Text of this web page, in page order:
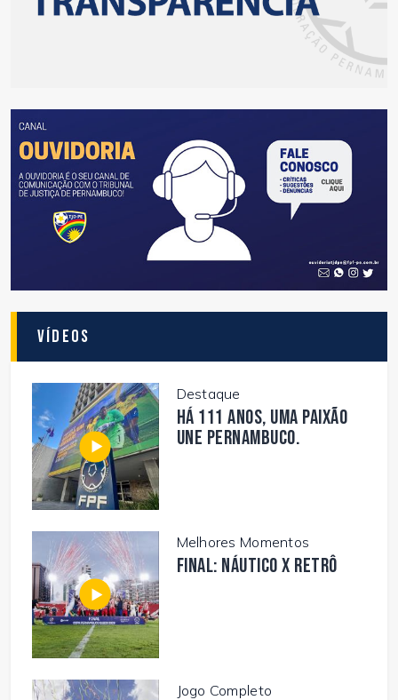
Vídeos
Destaque
Há 111 anos, uma paixão
une Pernambuco.
Melhores Momentos
FINAL: NÁUTICO X RETRÔ
Jogo Completo